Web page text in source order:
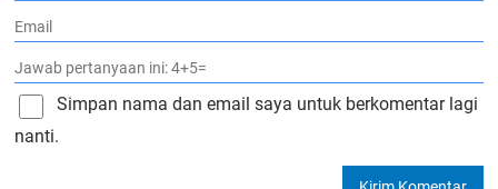
Simpan nama dan email saya untuk berkomentar lagi
nanti.